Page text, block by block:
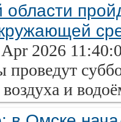
2026
проведут
и